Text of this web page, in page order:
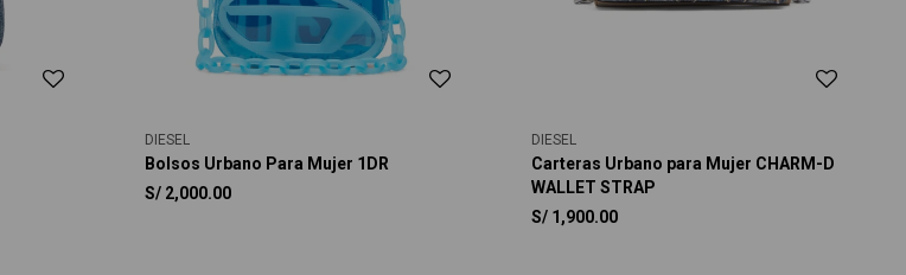
DIESEL
Bolsos Urbano Para Mujer 1DR
S/ 2,000.00
DIESEL
Carteras Urbano para Mujer CHARM-D
WALLET STRAP
S/ 1,900.00